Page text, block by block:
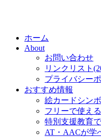
ホーム
About
お問い合わせ
リンクリスト
プライバシー
おすすめ情報
絵カードシン
フリーで使え
特別支援教育
AT・AACが学